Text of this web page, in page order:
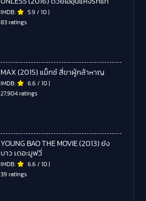
IMDB: 5.9 / 10 |
83 ratings
MAX (2015) แม็กซ์ สี่ขาผู้กล้าหาญ
IMDB: 6.6 / 10 |
27,904 ratings
YOUNG BAO THE MOVIE (2013) ยัง
บาว เดอะมูฟวี่
IMDB: 6.6 / 10 |
39 ratings